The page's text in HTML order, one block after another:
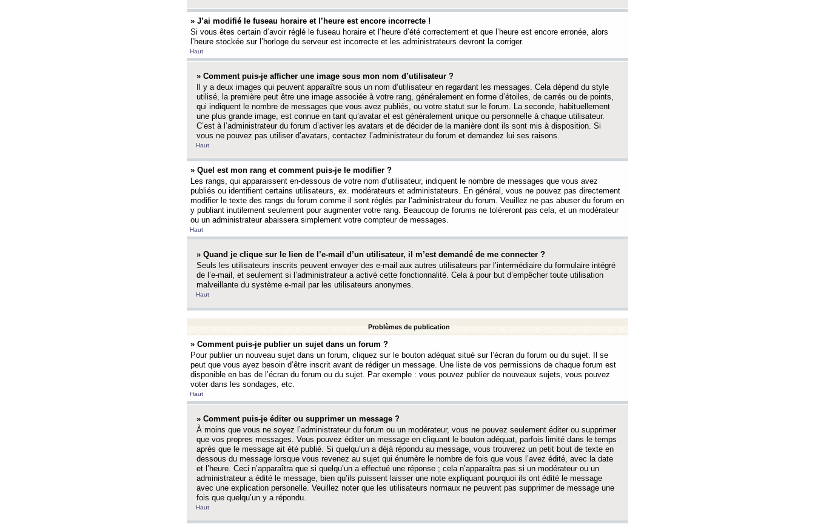
» J’ai modifié le fuseau horaire et l’heure est encore incorrecte !
Si vous êtes certain d’avoir réglé le fuseau horaire et l’heure d’été correctement et que l’heure est encore erronée, alors
l’heure stockée sur l’horloge du serveur est incorrecte et les administrateurs devront la corriger.
Haut
» Comment puis-je afficher une image sous mon nom d’utilisateur ?
Il y a deux images qui peuvent apparaître sous un nom d’utilisateur en regardant les messages. Cela dépend du style
utilisé, la première peut être une image associée à votre rang, généralement en forme d’étoiles, de carrés ou de points,
qui indiquent le nombre de messages que vous avez publiés, ou votre statut sur le forum. La seconde, habituellement
une plus grande image, est connue en tant qu’avatar et est généralement unique ou personnelle à chaque utilisateur.
C’est à l’administrateur du forum d’activer les avatars et de décider de la manière dont ils sont mis à disposition. Si
vous ne pouvez pas utiliser d’avatars, contactez l’administrateur du forum et demandez lui ses raisons.
Haut
» Quel est mon rang et comment puis-je le modifier ?
Les rangs, qui apparaissent en-dessous de votre nom d’utilisateur, indiquent le nombre de messages que vous avez
publiés ou identifient certains utilisateurs, ex. modérateurs et administateurs. En général, vous ne pouvez pas directement
modifier le texte des rangs du forum comme il sont réglés par l’administrateur du forum. Veuillez ne pas abuser du forum en
y publiant inutilement seulement pour augmenter votre rang. Beaucoup de forums ne toléreront pas cela, et un modérateur
ou un administrateur abaissera simplement votre compteur de messages.
Haut
» Quand je clique sur le lien de l’e-mail d’un utilisateur, il m’est demandé de me connecter ?
Seuls les utilisateurs inscrits peuvent envoyer des e-mail aux autres utilisateurs par l’intermédiaire du formulaire intégré
de l’e-mail, et seulement si l’administrateur a activé cette fonctionnalité. Cela à pour but d’empêcher toute utilisation
malveillante du système e-mail par les utilisateurs anonymes.
Haut
Problèmes de publication
» Comment puis-je publier un sujet dans un forum ?
Pour publier un nouveau sujet dans un forum, cliquez sur le bouton adéquat situé sur l’écran du forum ou du sujet. Il se
peut que vous ayez besoin d’être inscrit avant de rédiger un message. Une liste de vos permissions de chaque forum est
disponible en bas de l’écran du forum ou du sujet. Par exemple : vous pouvez publier de nouveaux sujets, vous pouvez
voter dans les sondages, etc.
Haut
» Comment puis-je éditer ou supprimer un message ?
À moins que vous ne soyez l’administrateur du forum ou un modérateur, vous ne pouvez seulement éditer ou supprimer
que vos propres messages. Vous pouvez éditer un message en cliquant le bouton adéquat, parfois limité dans le temps
après que le message ait été publié. Si quelqu’un a déjà répondu au message, vous trouverez un petit bout de texte en
dessous du message lorsque vous revenez au sujet qui énumère le nombre de fois que vous l’avez édité, avec la date
et l’heure. Ceci n’apparaîtra que si quelqu’un a effectué une réponse ; cela n’apparaîtra pas si un modérateur ou un
administrateur a édité le message, bien qu’ils puissent laisser une note expliquant pourquoi ils ont édité le message
avec une explication personelle. Veuillez noter que les utilisateurs normaux ne peuvent pas supprimer de message une
fois que quelqu’un y a répondu.
Haut